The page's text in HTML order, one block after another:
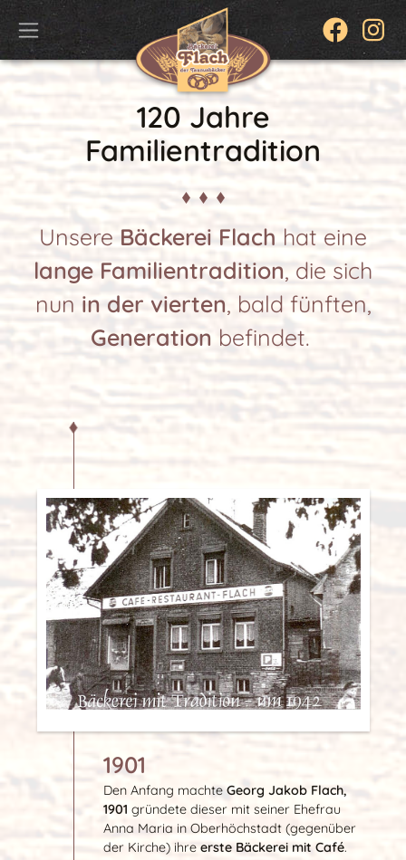
120 Jahre
Familientradition
Unsere Bäckerei Flach hat eine
lange Familientradition, die sich
nun in der vierten, bald fünften,
Generation befindet.
1901
Den Anfang machte Georg Jakob Flach,
1901 gründete dieser mit seiner Ehefrau
Anna Maria in Oberhöchstadt (gegenüber
der Kirche) ihre erste Bäckerei mit Café.